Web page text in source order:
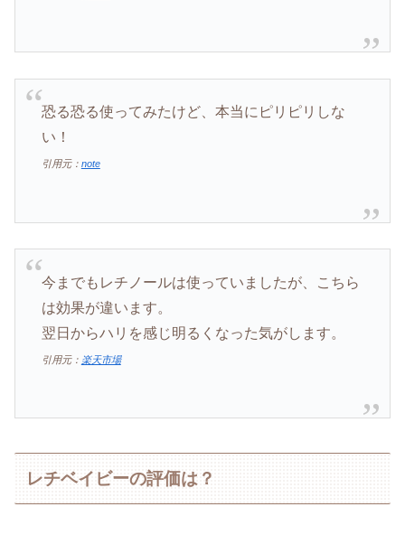
恐る恐る使ってみたけど、本当にピリピリしな
い！
引用元： note
今までもレチノールは使っていましたが、こちら
は効果が違います。
翌日からハリを感じ明るくなった気がします。
引用元： 楽天市場
レチベイビーの評価は？